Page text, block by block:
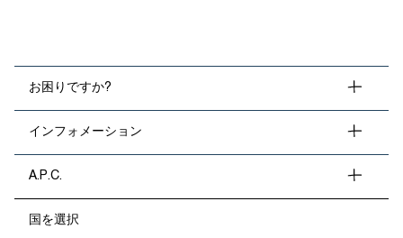
お困りですか?
インフォメーション
A.P.C.
国を選択